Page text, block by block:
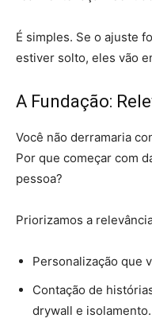
É simples. Se o ajuste
estiver solto, eles vão
A Fundação:
Você não derramaria
Por que começar com
pessoa?
Priorizamos a
Personalização que
Contação de
drywall e isolamento.